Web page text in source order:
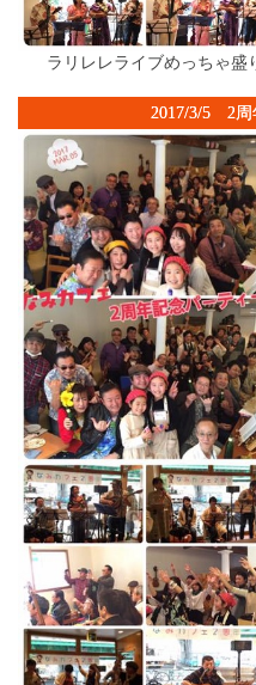
ラリレレライブめっちゃ盛
2017/3/5 2周